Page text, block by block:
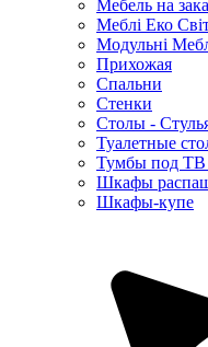
Мебель на
Меблі Еко
Модульні
Прихожая
Спальни
Стенки
Столы -
Туалетные
Тумбы под ТВ
Шкафы
Шкафы-купе